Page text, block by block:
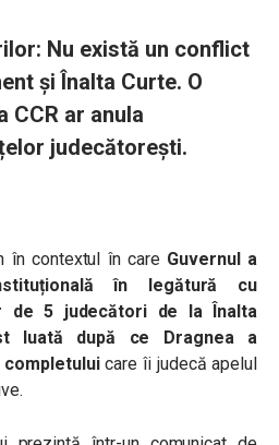
Nu există un conflict
și Înalta Curte. O
CCR ar anula
judecătorești.
în contextul în care Guvernul a
în legătură cu
de 5 judecători de la Înalta
luată după ce Dragnea a
care îi judecă apelul